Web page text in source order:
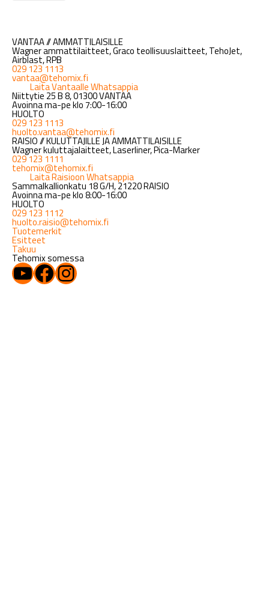
VANTAA // AMMATTILAISILLE
Wagner ammattilaitteet, Graco teollisuuslaitteet, TehoJet,
Airblast, RPB
029 123 1113
vantaa@tehomix.fi
Laita Vantaalle Whatsappia
Niittytie 25 B 8, 01300 VANTAA
Avoinna ma-pe klo 7:00-16:00
HUOLTO
029 123 1113
huolto.vantaa@tehomix.fi
RAISIO // KULUTTAJILLE JA AMMATTILAISILLE
Wagner kuluttajalaitteet, Laserliner, Pica-Marker
029 123 1111
tehomix@tehomix.fi
Laita Raisioon Whatsappia
Sammalkallionkatu 18 G/H, 21220 RAISIO
Avoinna ma-pe klo 8:00-16:00
HUOLTO
029 123 1112
huolto.raisio@tehomix.fi
Tuotemerkit
Esitteet
Takuu
Tehomix somessa
YouTube
Facebook
Instagram